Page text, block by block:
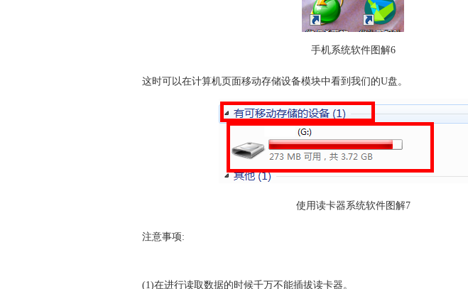
手机系统软件图解6
这时可以在计算机页面移动存储设备模块中看到我们的U盘。
使用读卡器系统软件图解7
注意事项:
(1)在进行读取数据的时候千万不能插拔读卡器。